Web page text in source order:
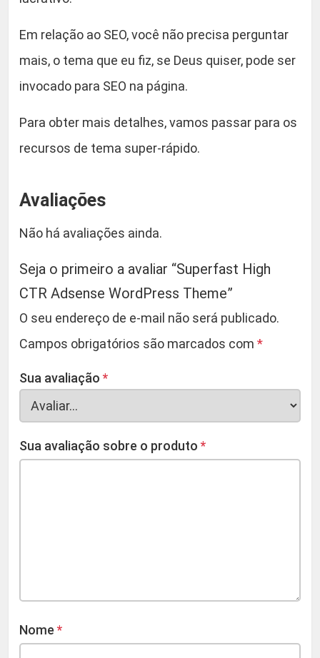
Em relação ao SEO, você não precisa perguntar
mais, o tema que eu fiz, se Deus quiser, pode ser
invocado para SEO na página.
Para obter mais detalhes, vamos passar para os
recursos de tema super-rápido.
Avaliações
Não há avaliações ainda.
Seja o primeiro a avaliar “Superfast High
CTR Adsense WordPress Theme”
O seu endereço de e-mail não será publicado.
Campos obrigatórios são marcados com *
Sua avaliação *
Sua avaliação sobre o produto *
Nome *